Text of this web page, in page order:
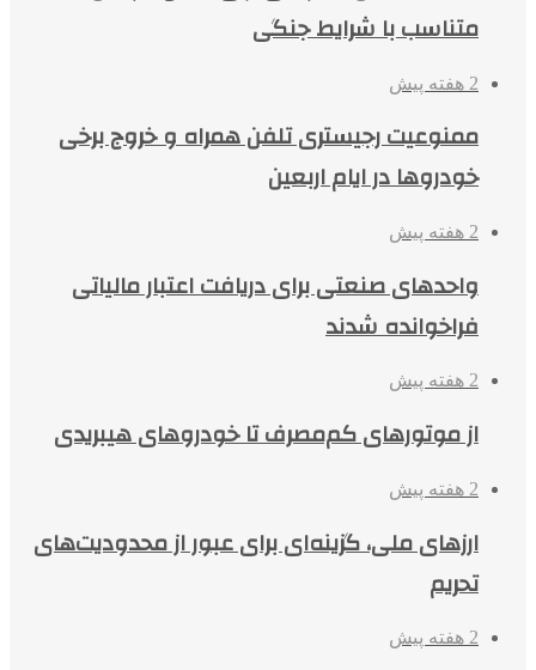
متناسب با شرایط جنگی
2 هفته پیش
ممنوعیت رجیستری تلفن همراه و خروج برخی
خودروها در ایام اربعین
2 هفته پیش
واحدهای صنعتی برای دریافت اعتبار مالیاتی
فراخوانده شدند
2 هفته پیش
از موتورهای کم‌مصرف تا خودروهای هیبریدی
2 هفته پیش
ارزهای ملی، گزینه‌ای برای عبور از محدودیت‌های
تحریم
2 هفته پیش